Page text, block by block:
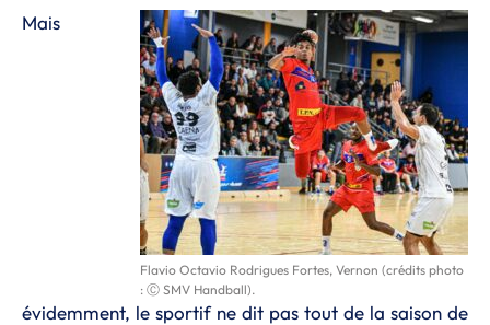
Flavio Octavio Rodrigues Fortes, Vernon (crédits photo
: Ⓒ SMV Handball).
Mais
évidemment, le sportif ne dit pas tout de la saison de